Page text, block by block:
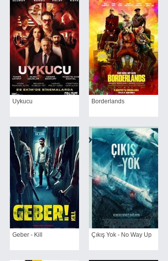
Uykucu Borderlands
Geber - Kill Çıkış Yok - No Way Up